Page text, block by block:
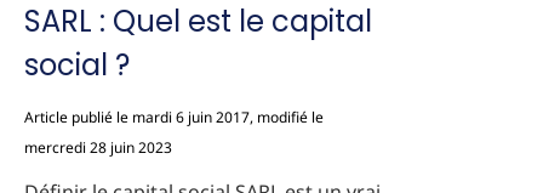
SARL : Quel est le capital
social ?
Article publié le mardi 6 juin 2017, modifié le
mercredi 28 juin 2023